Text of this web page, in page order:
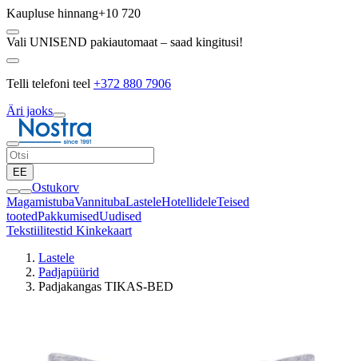
Kaupluse hinnang+10 720
Vali UNISEND pakiautomaat – saad kingitusi!
Telli telefoni teel +372 880 7906
Äri jaoks
EE
Ostukorv
MagamistubaVannitubaLasteleHotellideleTeised
tootedPakkumisedUudised
Tekstiilitestid Kinkekaart
Lastele
Padjapüürid
Padjakangas TIKAS-BED